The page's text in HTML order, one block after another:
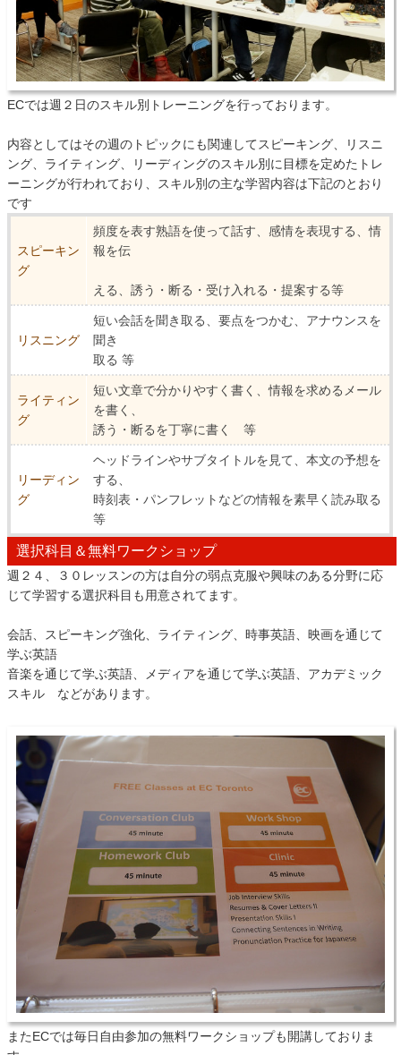
ECでは週２日のスキル別トレーニングを行っております。
内容としてはその週のトピックにも関連してスピーキング、リスニ
ング、ライティング、リーディングのスキル別に目標を定めたトレ
ーニングが行われており、スキル別の主な学習内容は下記のとおり
です
スピーキン
グ
頻度を表す熟語を使って話す、感情を表現する、情
報を伝
える、誘う・断る・受け入れる・提案する等
リスニング
短い会話を聞き取る、要点をつかむ、アナウンスを
聞き
取る 等
ライティン
グ
短い文章で分かりやすく書く、情報を求めるメール
を書く、
誘う・断るを丁寧に書く 等
リーディン
グ
ヘッドラインやサブタイトルを見て、本文の予想を
する、
時刻表・パンフレットなどの情報を素早く読み取る
等
選択科目＆無料ワークショップ
週２４、３０レッスンの方は自分の弱点克服や興味のある分野に応
じて学習する選択科目も用意されてます。
会話、スピーキング強化、ライティング、時事英語、映画を通じて
学ぶ英語
音楽を通じて学ぶ英語、メディアを通じて学ぶ英語、アカデミック
スキル などがあります。
またECでは毎日自由参加の無料ワークショップも開講しておりま